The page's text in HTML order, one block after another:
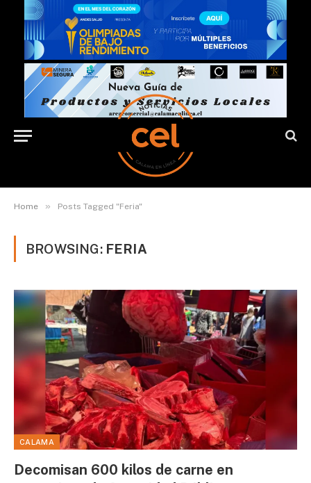
Home » Posts Tagged "Feria"
BROWSING: FERIA
CALAMA
Decomisan 600 kilos de carne en